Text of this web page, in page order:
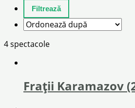
4 spectacole
Frații Karamazov